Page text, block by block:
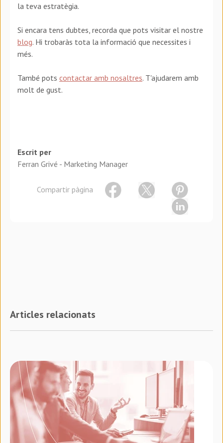
la teva estratègia.
Si encara tens dubtes, recorda que pots visitar el nostre
blog. Hi trobaràs tota la informació que necessites i
més.
També pots contactar amb nosaltres. T'ajudarem amb
molt de gust.
Escrit per
Ferran Grivé - Marketing Manager
Compartir pàgina
Articles relacionats